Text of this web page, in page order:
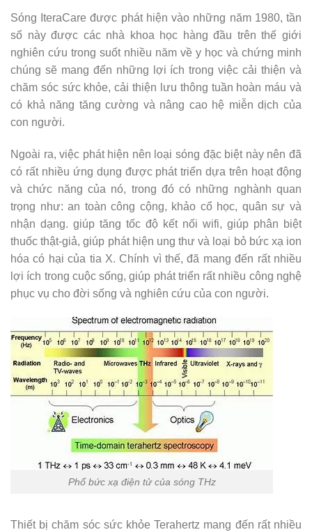
Sóng IteraCare được phát hiện vào những năm 1980, tần
số này được các nhà khoa học hàng đầu trên thế giới
nghiên cứu trong suốt nhiều năm về y học và chứng minh
chúng sẽ mang đến những lợi ích trong việc cải thiện và
chăm sóc sức khỏe, cải thiện lưu thông tuần hoàn máu và
có khả năng tăng cường và nâng cao hệ miễn dịch của
con người.
Ngoài ra, việc phát hiện nên loại sóng đặc biệt này nên đã
có rất nhiều ứng dụng được phát triển dựa trên hoạt động
và chức năng của nó, trong đó có những nghành quan
trọng như: an toàn công cộng, khảo cổ học, quân sự và
nhận dạng. giúp tăng tốc độ kết nối wifi, giúp phân biệt
thuốc thật-giả, giúp phát hiện ung thư và loại bỏ bức xạ ion
hóa có hại của tia X. Chính vì thế, đã mang đến rất nhiều
lợi ích trong cuộc sống, giúp phát triển rất nhiều công nghệ
phục vụ cho đời sống và nghiên cứu của con người.
Phổ bức xạ điện tử của sóng THz
Thiết bị chăm sóc sức khỏe Terahertz mang đến rất nhiều